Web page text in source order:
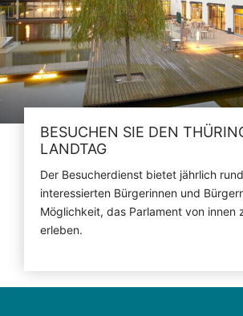
BESUCHEN SIE DEN
LANDTAG
Der Besucherdienst bietet jährlich
interessierten Bürgerinnen und
Möglichkeit, das Parlament von innen
erleben.